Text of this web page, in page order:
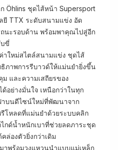
Öhlins ชุดไส้หน้า Supersport
ยี TTX ระดับสนามแข่ง อัด
นะรอบด้าน พร้อมพาคุณไปสู่อีก
ขี่
าใหม่สไตล์สนามแข่ง ชุดไส้
ภาพการรีบาวด์ให้แม่นยำยิ่งขึ้น
ม และความเสถียรของ
อย่างมั่นใจ เหนือกว่าในทุก
บนดีไซน์ใหม่ที่พัฒนาจาก
โหลดที่แม่นยำด้วยระบบคลิก
กด์น้ำหนักเบาที่ช่วยลดภาระชุด
ล่องตัวยิ่งกว่าเดิม
าพร้อมวงแหวนนำแบบแม่เหล็ก